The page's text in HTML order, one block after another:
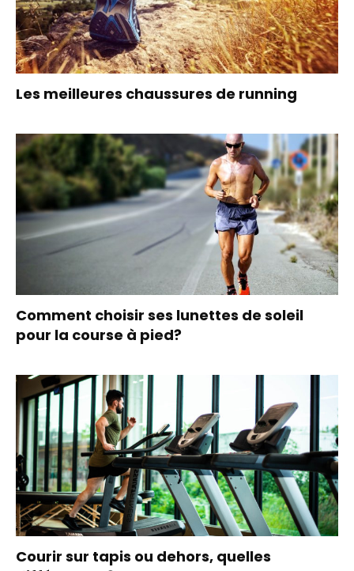
Les meilleures chaussures de running
Comment choisir ses lunettes de soleil
pour la course à pied?
Courir sur tapis ou dehors, quelles